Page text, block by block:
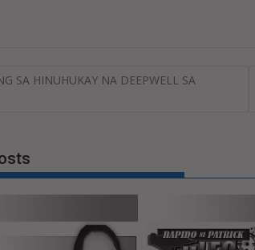
SA HINUHUKAY NA DEEPWELL SA